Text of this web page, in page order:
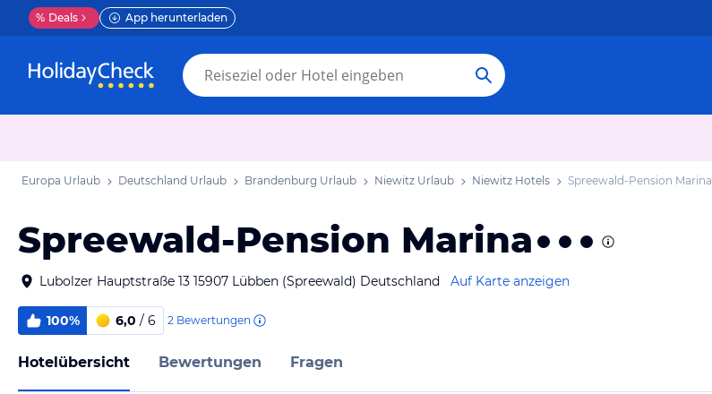
% Deals App herunterladen
Europa Urlaub Deutschland Urlaub Brandenburg Urlaub Niewitz Urlaub Niewitz Hotels Spreewald-Pension Marina
Spreewald-Pension Marina
Lubolzer Hauptstraße 13 15907 Lübben (Spreewald) Deutschland Auf Karte anzeigen
100% 6,0 / 6 2 Bewertungen
Hotelübersicht Bewertungen Fragen